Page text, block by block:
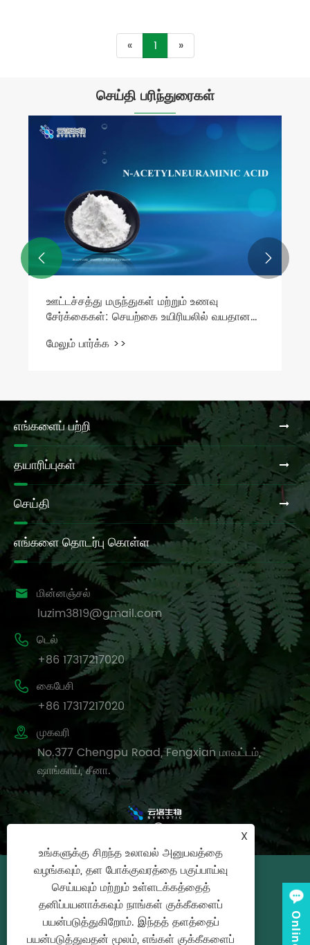
« 1 »
செய்தி பரிந்துரைகள்
ஷாங்காய் யுன்லுவோ யிகெடுயோயின்
COSMOS சான்றிதழைப் பெற்றுள்ளார்
மேலும் பார்க்க >>
 
எங்களைப் பற்றி
தயாரிப்புகள்
செய்தி
எங்களை தொடர்பு கொள்ள
 மின்னஞ்சல்
luzim3819@gmail.com
 டெல்
+86 17317217020
 கைபேசி
+86 17317217020
 முகவரி
No.377 Chengpu Road, Fengxian மாவட்டம்,
ஷாங்காய், சீனா.
பதிப்புரிமை © 2025 Synlotic
Biotech（Shanghai）Co., Ltd. அனைத்து
உரிமைகளும் பாதுகாக்கப்பட்டவை.
X
உங்களுக்கு சிறந்த உலாவல் அனுபவத்தை
வழங்கவும், தள போக்குவரத்தை பகுப்பாய்வு
செய்யவும் மற்றும் உள்ளடக்கத்தைத்
தனிப்பயனாக்கவும் நாங்கள் குக்கீகளைப்
பயன்படுத்துகிறோம். இந்தத் தளத்தைப்
பயன்படுத்துவதன் மூலம், எங்கள் குக்கீகளைப்